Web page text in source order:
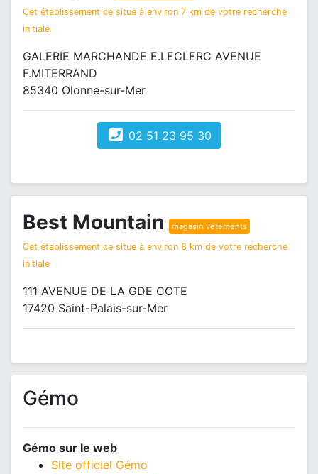
Cet établissement ce situe à environ 7 km de votre recherche
initiale
GALERIE MARCHANDE E.LECLERC AVENUE
F.MITERRAND
85340 Olonne-sur-Mer
02 51 23 95 30
Best Mountain magasin vêtements
Cet établissement ce situe à environ 8 km de votre recherche
initiale
111 AVENUE DE LA GDE COTE
17420 Saint-Palais-sur-Mer
Gémo
Gémo sur le web
Site officiel Gémo